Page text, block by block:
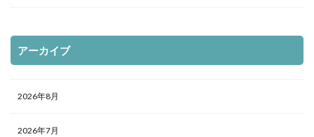
アーカイブ
2026年8月
2026年7月